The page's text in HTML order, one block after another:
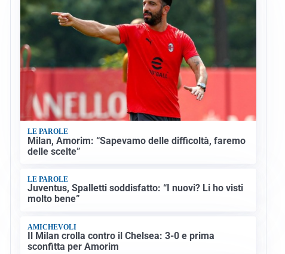
LE PAROLE
Milan, Amorim: “Sapevamo delle difficoltà, faremo
delle scelte”
LE PAROLE
Juventus, Spalletti soddisfatto: “I nuovi? Li ho visti
molto bene”
AMICHEVOLI
Il Milan crolla contro il Chelsea: 3-0 e prima
sconfitta per Amorim